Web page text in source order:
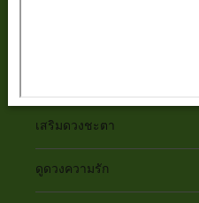
เสริมดวงชะตา
ดูดวงความรัก